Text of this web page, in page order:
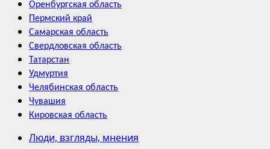
Оренбургская область
Пермский край
Самарская область
Свердловская область
Татарстан
Удмуртия
Челябинская область
Чувашия
Кировская область
Люди, взгляды, мнения